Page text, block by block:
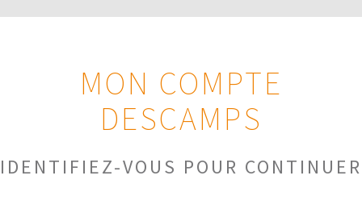
MON COMPTE
DESCAMPS
IDENTIFIEZ-VOUS POUR CONTINUER